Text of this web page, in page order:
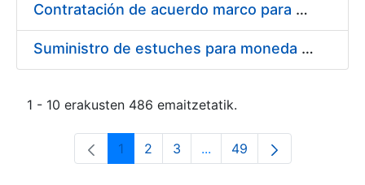
Contratación de acuerdo marco para el Suministro de Material de Electricidad para la Fábrica Nacional de Moneda y Timbre-Real Casa de la Moneda en su centro de trabajo de Burgos
Suministro de estuches para moneda de 30 €
1 - 10 erakusten 486 emaitzetatik.
Orrialdea
1 Orrialdea
2 Orrialdea
3 ...Intermediate Pages Use
Orrialdea
49